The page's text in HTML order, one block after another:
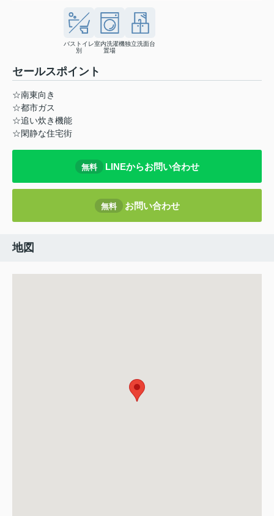
バストイレ
別
室内洗濯機
置場
独立洗面台
セールスポイント
☆南東向き
☆都市ガス
☆追い炊き機能
☆閑静な住宅街
無料 LINEからお問い合わせ
無料 お問い合わせ
地図